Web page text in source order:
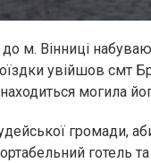
м. Вінниці
увійшов смт
могила
громади,
готель